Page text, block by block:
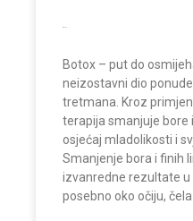
Botox – put do
neizostavni dio
tretmana. Kroz
terapija smanjuje bore
osjećaj mladolikosti i
Smanjenje bora i finih
izvanredne rezultate u
posebno oko očiju, čela